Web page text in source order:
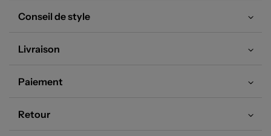
Conseil de style
Livraison
Paiement
Retour